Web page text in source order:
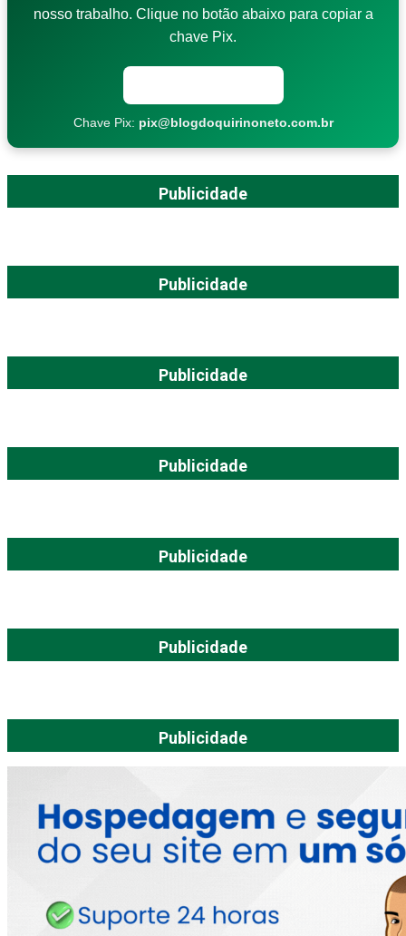
nosso trabalho. Clique no botão abaixo para copiar a
chave Pix.
Chave Pix: pix@blogdoquirinoneto.com.br
Publicidade
Publicidade
Publicidade
Publicidade
Publicidade
Publicidade
Publicidade